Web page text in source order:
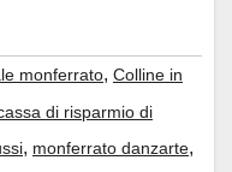
monferrato, Colline in
di risparmio di
, monferrato danzarte,